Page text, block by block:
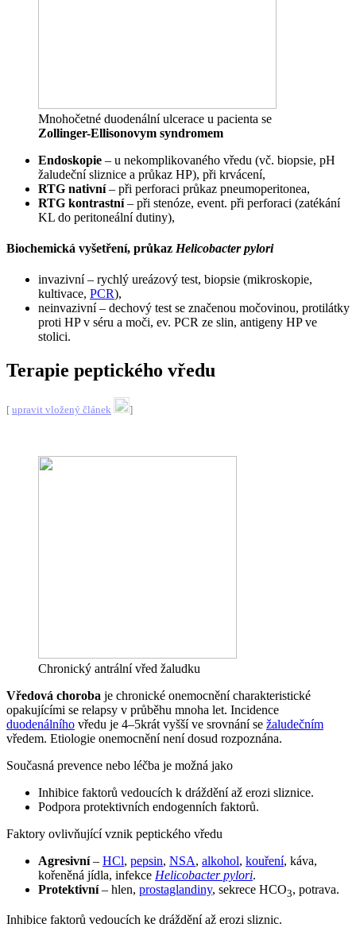
Mnohočetné duodenální ulcerace u pacienta se
Zollinger-Ellisonovym syndromem
Endoskopie – u nekomplikovaného vředu (vč. biopsie, pH
žaludeční sliznice a průkaz HP), při krvácení,
RTG nativní– při perforaci průkaz pneumoperitonea,
RTG kontrastní– při stenóze, event. při perforaci (zatékání
KL do peritoneální dutiny),
Biochemická vyšetření, průkaz Helicobacter pylori
invazivní – rychlý ureázový test, biopsie (mikroskopie,
kultivace, PCR),
neinvazivní – dechový test se značenou močovinou, protilátky
proti HP v séru a moči, ev. PCR ze slin, antigeny HP ve
stolici.
Terapie peptického vředu
[ upravit vložený článek ]
Chronický antrální vřed žaludku
Vředová choroba je chronické onemocnění charakteristické
opakujícími se relapsy v průběhu mnoha let. Incidence
duodenálního vředu je 4–5krát vyšší ve srovnání se žaludečním
vředem. Etiologie onemocnění není dosud rozpoznána.
Současná prevence nebo léčba je možná jako
Inhibice faktorů vedoucích k dráždění až erozi sliznice.
Podpora protektivních endogenních faktorů.
Faktory ovlivňující vznik peptického vředu
Agresivní– HCl, pepsin, NSA, alkohol, kouření, káva,
kořeněná jídla, infekce Helicobacter pylori.
Protektivní– hlen, prostaglandiny, sekrece HCO3, potrava.
Inhibice faktorů vedoucích ke dráždění až erozi sliznic.